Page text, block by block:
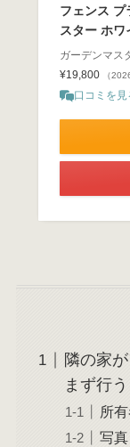
フェンス プ
スター ホ
ガーデンマス
¥19,800
（
口コミを見
隣の家
まず行
所
写